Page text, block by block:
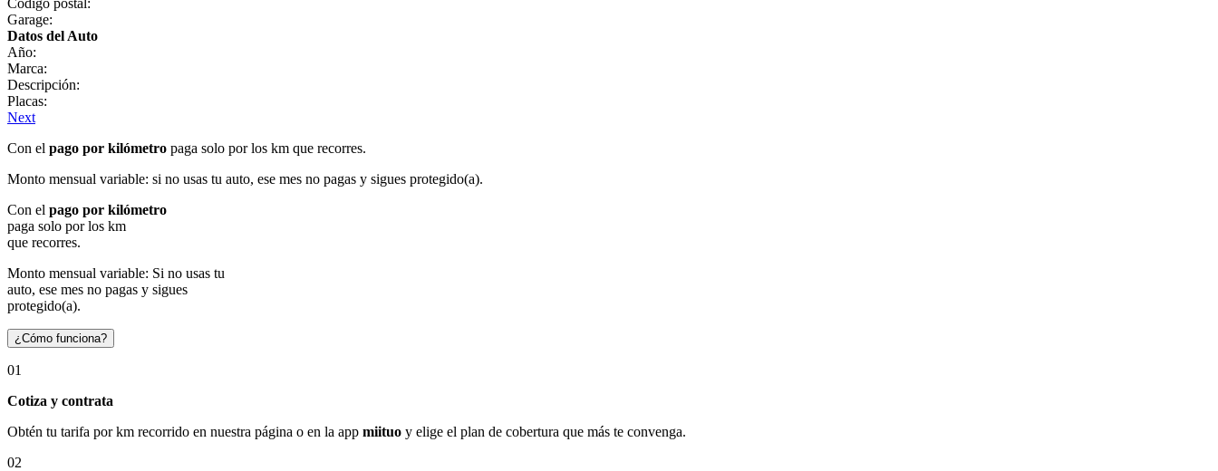
Garage:
Datos del Auto
Año:
Marca:
Descripción:
Placas:
Next
Con el pago por kilómetro paga solo por los km que recorres.
Monto mensual variable: si no usas tu auto, ese mes no pagas y sigues protegido(a).
Con el pago por kilómetro
paga solo por los km
que recorres.
Monto mensual variable: Si no usas tu
auto, ese mes no pagas y sigues
protegido(a).
¿Cómo funciona?
01
Cotiza y contrata
Obtén tu tarifa por km recorrido en nuestra página o en la app miituo y elige el plan de cobertura que más te convenga.
02